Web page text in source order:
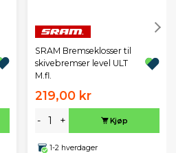
SRAM Bremseklosser til
skivebremser level ULT
M.fl.
219,00 kr
- + Kjøp
1-2 hverdager